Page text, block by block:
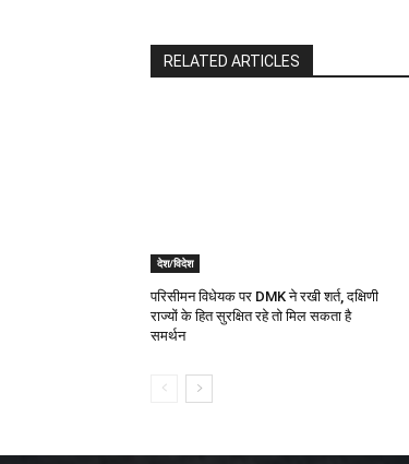
RELATED ARTICLES
देश/विदेश
परिसीमन विधेयक पर DMK ने रखी शर्त, दक्षिणी
राज्यों के हित सुरक्षित रहे तो मिल सकता है
समर्थन